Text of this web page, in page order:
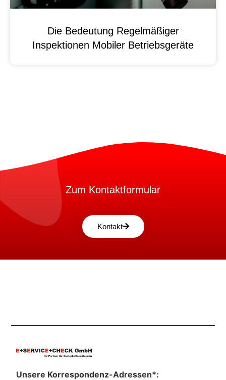
Die Bedeutung Regelmäßiger
Inspektionen Mobiler Betriebsgeräte
Zum Kontaktformular
Kontakt
Unsere Korrespondenz-Adressen*: